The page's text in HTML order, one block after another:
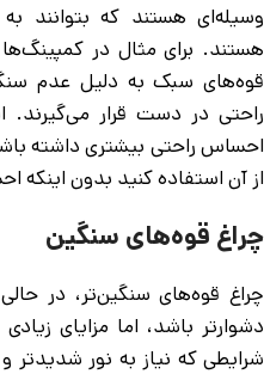
وسیله‌ای هستند که بتوانند
هستند. برای مثال در
قوه‌های سبک به دلیل عدم
راحتی در دست قرار
احساس راحتی بیشتری داشته
از آن استفاده کنید بدون
چراغ قوه‌های سنگین
چراغ قوه‌های سنگین‌تر، در
دشوارتر باشد، اما مزایای
شرایطی که نیاز به نور شدیدتر